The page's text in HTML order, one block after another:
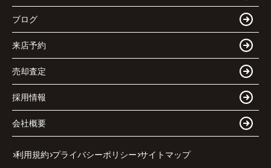
ブログ
来店予約
売却査定
採用情報
会社概要
利用規約 プライバシーポリシー サイトマップ